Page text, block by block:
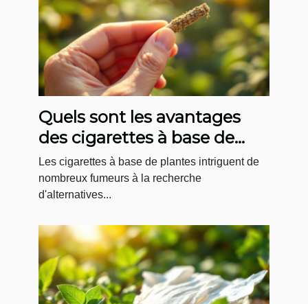
Quels sont les avantages
des cigarettes à base de
plantes ?
Les cigarettes à base de plantes intriguent de
nombreux fumeurs à la recherche
d'alternatives...